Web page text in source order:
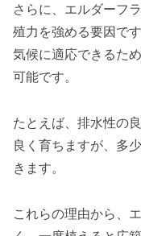
さらに、エルダーフ
殖力を強める要因で
気候に適応できるた
可能です。
たとえば、排水性の
良く育ちますが、多
きます。
これらの理由から、